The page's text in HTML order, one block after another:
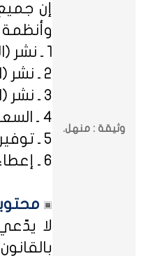
وثيقة : منهل.
إن
وأنظمة
1 ـ نشر (الأخبار / المعلومات / .. الخ) ذات الطابع السياسي، أو المتضمنة أسماء سياسيين.
2 ـ نشر (الأخبار / المعلومات / .. الخ) ذات العِلاقة بالصراعات (المذهبية / الطائفية / الحزبية / السياسية / .. الخ).
3 ـ نشر (الأخبار / المعلومات / .. الخ) ذات العِلاقة بالخلافات (الرسمية / الشخصية) مع المنظمات (الحكومية / الخاصة / .. الخ).
4 ـ السعي لدى المنظمات (الحكومية / الخاصة / .. الخ) بطلب أو متابعة (التوظيف / الدراسة / البلاغات / الشكاوى / .. الخ).
5 ـ توفير (الكتب المطبوعة / الدراسات العلمية / البحوث الإجرائية / أوراق العمل / الوثائق / التشريعات / الملخصات / .. الخ).
6 ـ إعطاء معلومات شخصية عن (الكتاب المشاركين في منهل الثقافة التربوية / المسؤولين في مختلف المنظمات / .. الخ).
لا